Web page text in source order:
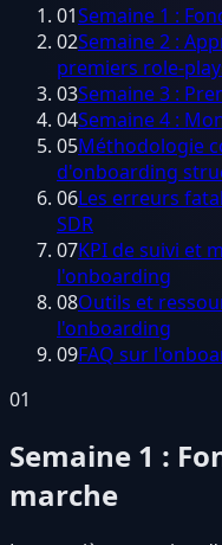
01Semaine 1 :
02Semaine 2 :
premiers role-
03Semaine 3 :
04Semaine 4 :
05Méthodologie
d'onboarding
06Les erreurs
SDR
07KPI de suivi et
l'onboarding
08Outils et
l'onboarding
09FAQ sur
01
Semaine 1 :
marche